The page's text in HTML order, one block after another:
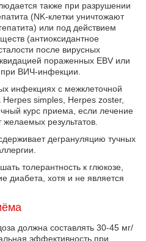
также при разрушении
(NK-клетки уничтожают
или под действием
(антиоксидантное
после вирусных
пораженных EBV или
при ВИЧ-инфекции.
инфекциях с межклеточной
Herpes simples, Herpes zoster,
курс приема, если лечение
результатов.
дегрануляцию тучных
толерантность к глюкозе,
диабета, хотя и не является
должна составлять 30-45 мг/
эффективность при